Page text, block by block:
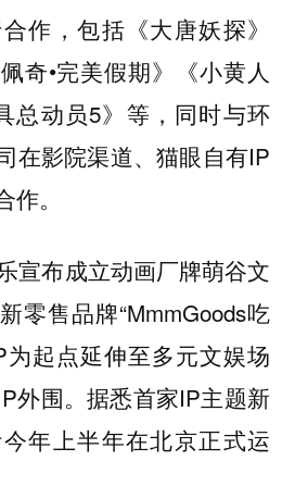
作，包括《大唐妖探》
奇•完美假期》《小黄人
总动员5》等，同时与环
在影院渠道、猫眼自有IP
。
宣布成立动画厂牌萌谷文
零售品牌“MmmGoods吃
为起点延伸至多元文娱场
外围。据悉首家IP主题新
年上半年在北京正式运